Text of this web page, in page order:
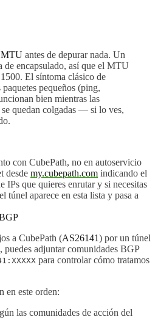
MTU antes de depurar nada. Un
de encapsulado, así que el MTU
El síntoma clásico de
pequeños (ping,
bien mientras las
se quedan colgadas — si lo ves,
con CubePath, no en autoservicio
desde my.cubepath.com indicando el
IPs que quieres enrutar y si necesitas
túnel aparece en esta lista y pasa a
a CubePath (AS26141) por un túnel
, puedes adjuntar comunidades BGP
para controlar cómo tratamos
en este orden:
las comunidades de acción del